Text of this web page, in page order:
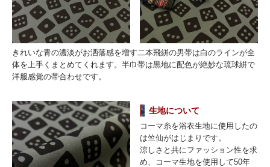
きれいな青の濃淡がお洒落感を増す二本飛絣の男帯は白のラインが全
体を上手くまとめてくれます。半巾帯は黒地に配色が絶妙な琉球絣で
洋服感覚の帯合わせです。
生地について
コーマ糸を浴衣生地に使用したの
は竺仙がはじまりです。
涼しさと共にファッション性を求
め、コーマ生地を使用して50年